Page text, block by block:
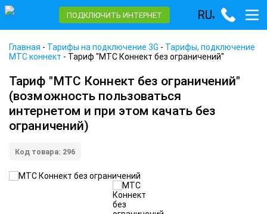
ПОДКЛЮЧИТЬ ИНТЕРНЕТ RU▾
Главная - Тарифы на подключение 3G - Тарифы, подключение
МТС коннект - Тариф "МТС Коннект без ограничений"
Тариф "МТС Коннект без ограничений"
(возможность пользоваться
интернетом и при этом качать без
ограничений)
Код товара: 296